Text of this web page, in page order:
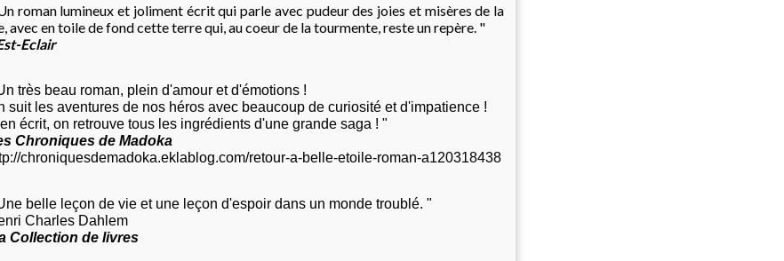
roman lumineux et joliment écrit qui parle avec pudeur des joies et misères de la
avec en toile de fond cette terre qui, au coeur de la tourmente, reste un repère. "
Eclair
très beau roman, plein d'amour et d'émotions !
suit les aventures de nos héros avec beaucoup de curiosité et d'impatience !
écrit, on retrouve tous les ingrédients d'une grande saga ! "
Chroniques de Madoka
chroniquesdemadoka.eklablog.com/retour-a-belle-etoile-roman-a120318438
belle leçon de vie et une leçon d'espoir dans un monde troublé. "
Charles Dahlem
Collection de livres